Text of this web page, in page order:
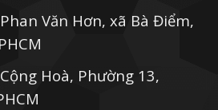
Văn Hơn, xã Bà Điểm,
Hoà, Phường 13,